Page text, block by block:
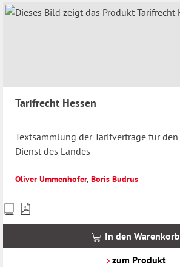
Tarifrecht Hessen
Textsammlung der Tarifverträge für
Dienst des Landes
Oliver Ummenhofer, Boris Budrus
Preise
inkl.
In den Warenkorb
zum Produkt